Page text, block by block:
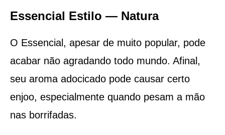
Essencial Estilo — Natura
O Essencial, apesar de muito popular, pode
acabar não agradando todo mundo. Afinal,
seu aroma adocicado pode causar certo
enjoo, especialmente quando pesam a mão
nas borrifadas.